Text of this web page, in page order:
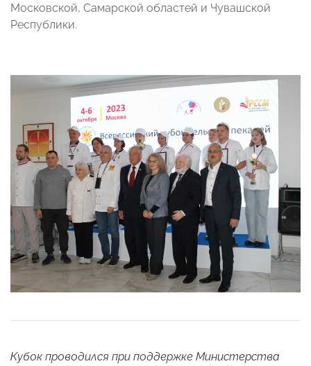
Московской, Самарской областей и Чувашской
Республики.
Кубок проводился при поддержке Министерства